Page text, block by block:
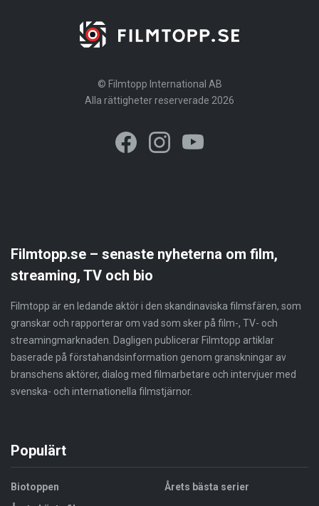
© Filmtopp International AB
Alla rättigheter reserverade 2026
Filmtopp.se – senaste nyheterna om film,
streaming, TV och bio
Filmtopp är en ledande aktör i den skandinaviska filmsfären, som
granskar och rapporterar om vad som sker på film-, TV- och
streamingmarknaden. Dagligen publicerar Filmtopp artiklar
baserade på förstahandsinformation genom granskningar av
branschens aktörer, dialog med filmarbetare och intervjuer med
svenska- och internationella filmstjärnor.
Populärt
Biotoppen
Årets bästa serier